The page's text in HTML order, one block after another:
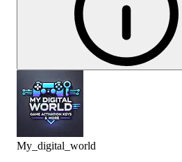
My_digital_world